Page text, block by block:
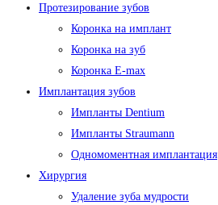
Протезирование зубов
Коронка на имплант
Коронка на зуб
Коронка E-max
Имплантация зубов
Импланты Dentium
Импланты Straumann
Одномоментная имплантация
Хирургия
Удаление зуба мудрости